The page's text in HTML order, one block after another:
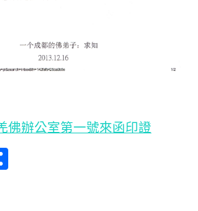
佛辦公室第一號來函印證